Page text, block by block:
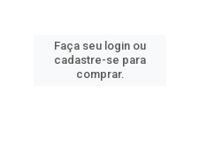
Faça seu login ou
cadastre-se para
comprar.